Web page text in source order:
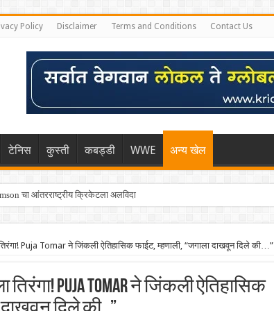
Policy Disclaimer Terms and Conditions Contact Us
टेनिस कुस्ती कबड्डी WWE अन्य खेल
चा आंतरराष्ट्रीय क्रिकेटला अलविदा
Puja Tomar ने जिंकली ऐतिहासिक फाईट, म्हणाली, “जगाला दाखवून दिले की…”
तिरंगा! Puja Tomar ने जिंकली ऐतिहासिक